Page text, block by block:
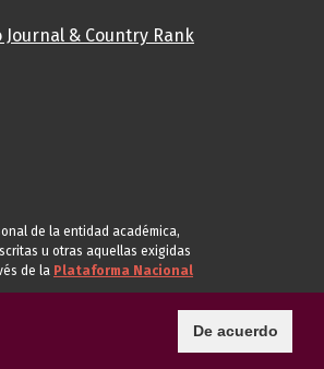
De acuerdo
de la entidad académica,
u otras aquellas exigidas
de la Plataforma Nacional